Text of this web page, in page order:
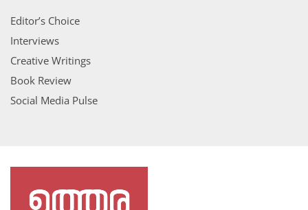
Editor’s Choice
Interviews
Creative Writings
Book Review
Social Media Pulse